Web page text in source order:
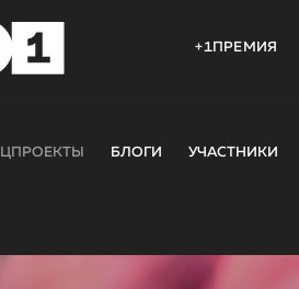
+1ПРЕМИЯ
БЛОГИ УЧАСТНИКИ